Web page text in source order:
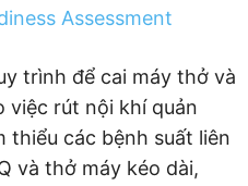
Assessment
trình để cai máy thở và
việc rút nội khí quản
thiểu các bệnh suất liên
và thở máy kéo dài,